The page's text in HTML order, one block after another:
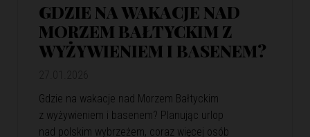
GDZIE NA WAKACJE NAD
MORZEM BAŁTYCKIM Z
WYŻYWIENIEM I BASENEM?
Gdzie na wakacje nad Morzem Bałtyckim
z wyżywieniem i basenem? Planując urlop
nad polskim wybrzeżem, coraz więcej osób